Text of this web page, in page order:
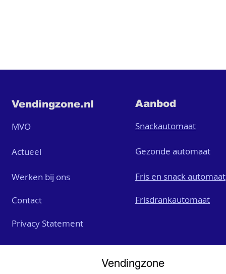
Vendingzone.nl
MVO
Actueel
Werken bij ons
Contact
Aanbod
Snackautomaat
Gezonde automaat
Fris en snack automaat
Frisdrankautomaat
Privacy Statement
Vendingzone